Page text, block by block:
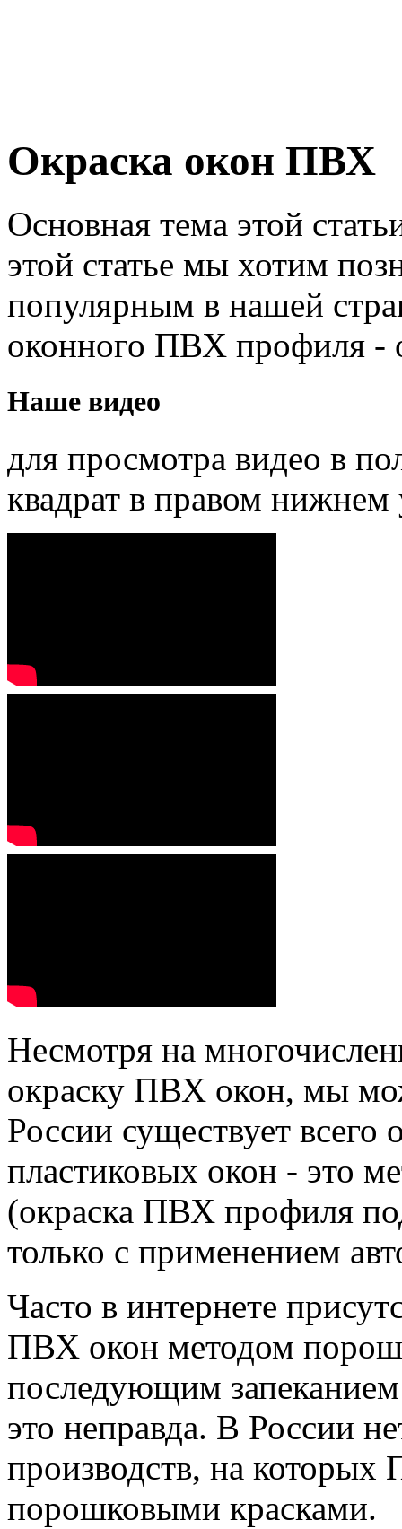
Окраска окон ПВХ
Основная тема этой
этой статье мы хотим
популярным в нашей
оконного ПВХ профиля -
Наше видео
для просмотра видео в
квадрат в правом нижнем
Несмотря на
окраску ПВХ окон, мы
России существует всего
пластиковых окон - это
(окраска ПВХ профиля
только с применением
Часто в интернете
ПВХ окон методом
последующим
это неправда. В России
производств, на
порошковыми красками.